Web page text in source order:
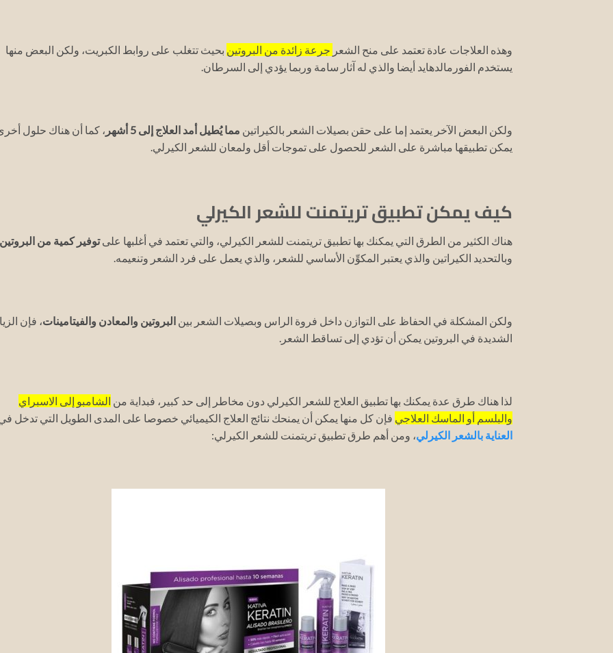
وهذه العلاجات عادة تعتمد على منح الشعر جرعة زائدة من البروتين بحيث تتغلب على روابط الكبريت، ولكن البعض منها
يستخدم الفورمالدهايد أيضا والذي له آثار سامة وربما يؤدي إلى السرطان.
ولكن البعض الآخر يعتمد إما على حقن بصيلات الشعر بالكيراتين مما يُطيل أمد العلاج إلى 5 أشهر
، كما أن هناك حلول
يمكن تطبيقها مباشرة على الشعر للحصول على تموجات أقل ولمعان للشعر الكيرلي.
كيف يمكن تطبيق تريتمنت للشعر الكيرلي
هناك الكثير من الطرق التي يمكنك بها تطبيق تريتمنت للشعر الكيرلي، والتي تعتمد في أغلبها علىتوفير كمية من البروتين
وبالتحديد الكيراتين والذي يعتبر المكوِّن الأساسي للشعر، والذي يعمل على فرد الشعر وتنعيمه.
ولكن المشكلة في الحفاظ على التوازن داخل فروة الراس وبصيلات الشعر بين البروتين والمعادن والفيتامينات، فإن
الشديدة في البروتين يمكن أن تؤدي إلى تساقط الشعر.
لذا هناك طرق عدة يمكنك بها تطبيق العلاج للشعر الكيرلي دون مخاطر إلى حد كبير، فبداية من الشامبو إلى الاسبراي
والبلسم أو الماسك العلاجي فإن كل منها يمكن أن يمنحك نتائج العلاج الكيميائي خصوصا على المدى الطويل التي تدخل
العناية بالشعر الكيرلي، ومن أهم طرق تطبيق تريتمنت للشعر الكيرلي: